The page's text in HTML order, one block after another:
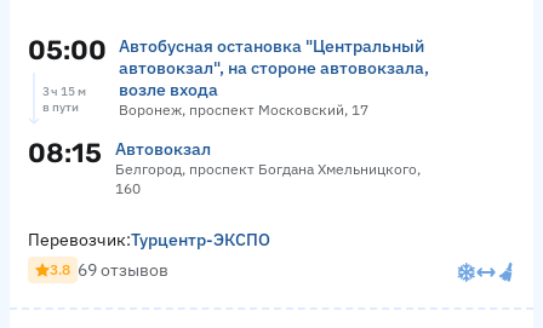
05:00
Автобусная остановка "Центральный
автовокзал", на стороне автовокзала,
возле входа
Воронеж, проспект Московский, 17
3 ч 15 м
в пути
08:15 Автовокзал
Белгород, проспект Богдана Хмельницкого,
160
Перевозчик:Турцентр-ЭКСПО
3.8 69 отзывов